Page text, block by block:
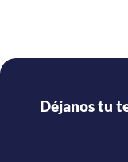
Déjanos tu